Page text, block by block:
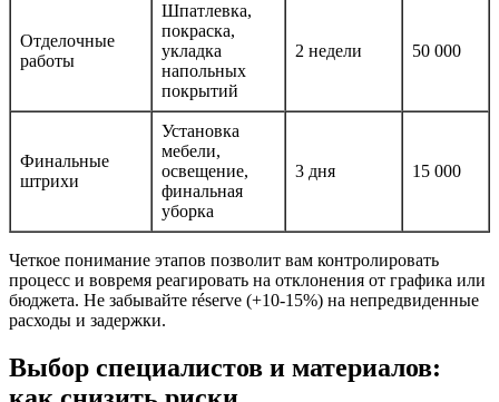
Отделочные
работы
Шпатлевка,
покраска,
укладка
напольных
покрытий
2 недели 50 000
Финальные
штрихи
Установка
мебели,
освещение,
финальная
уборка
3 дня 15 000
Четкое понимание этапов позволит вам контролировать
процесс и вовремя реагировать на отклонения от графика или
бюджета. Не забывайте réserve (+10-15%) на непредвиденные
расходы и задержки.
Выбор специалистов и материалов: